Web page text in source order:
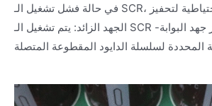
في حالة فشل تشغيل الـ SCR، يتم توفير آلية احتياطية لتحفيز
الجهد الزائد: يتم تشغيل الـ SCR تلقائيًا عندما يتجاوز جهد البوابة-